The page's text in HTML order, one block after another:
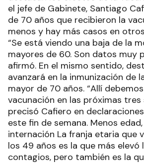
el jefe de Gabinete, Santiago
de 70 años que recibieron la
menos y hay más casos en
“Se está viendo una baja de la
mayores de 60. Son datos muy
afirmó. En el mismo sentido,
avanzará en la inmunización de
mayor de 70 años. “Allí
vacunación en las próximas tres
precisó Cafiero en
este fin de semana. Menos
internación La franja etaria que
los 49 años es la que más elevó
contagios, pero también es la